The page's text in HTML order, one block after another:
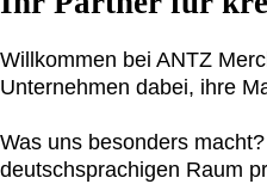
Willkommen bei ANTZ
Unternehmen dabei, ihre
Was uns besonders
deutschsprachigen Raum